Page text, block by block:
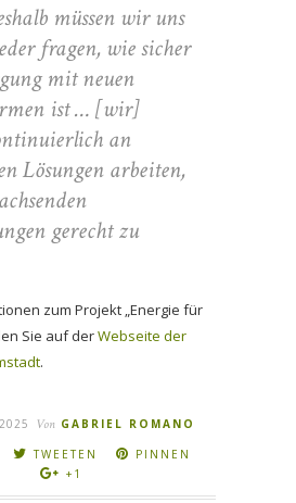
müssen wir uns
fragen, wie sicher
mit neuen
ist … [wir]
an
Lösungen arbeiten,
gerecht zu
zum Projekt „Energie für
Sie auf derWebseite der
.
Von GABRIEL ROMANO
TWEETEN
PINNEN
+1